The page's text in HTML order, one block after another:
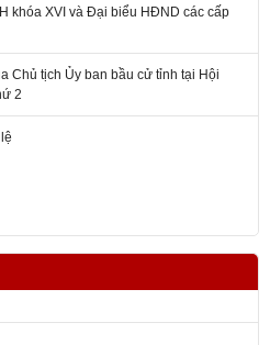
Chủ tịch Ủy ban bầu cử tỉnh tại Hội
2